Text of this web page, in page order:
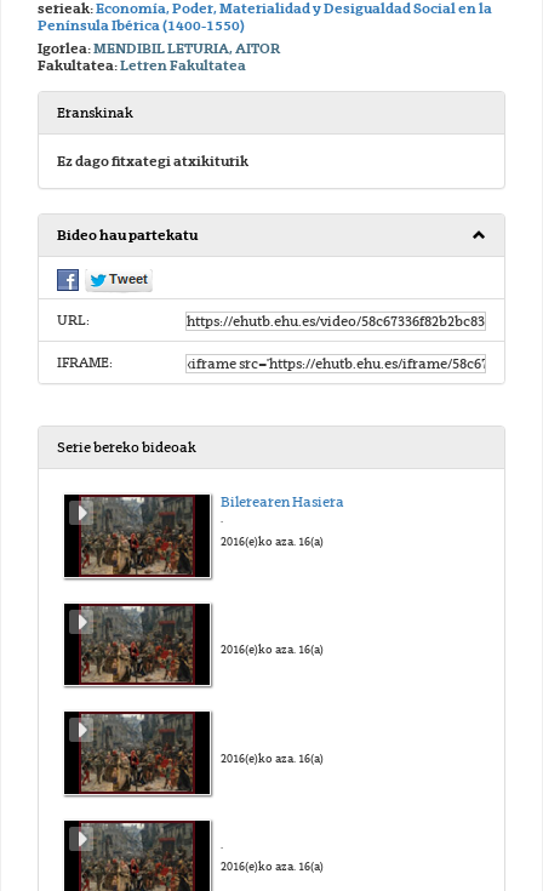
serieak:Economía, Poder, Materialidad y Desigualdad Social en la
Península Ibérica (1400-1550)
Igorlea:MENDIBIL LETURIA, AITOR
Fakultatea:Letren Fakultatea
Eranskinak
Ez dago fitxategi atxikiturik
Bideo hau partekatu
URL:
IFRAME:
Serie bereko bideoak
Bilerearen Hasiera
.
2016(e)ko aza. 16(a)
2016(e)ko aza. 16(a)
2016(e)ko aza. 16(a)
2016(e)ko aza. 16(a)